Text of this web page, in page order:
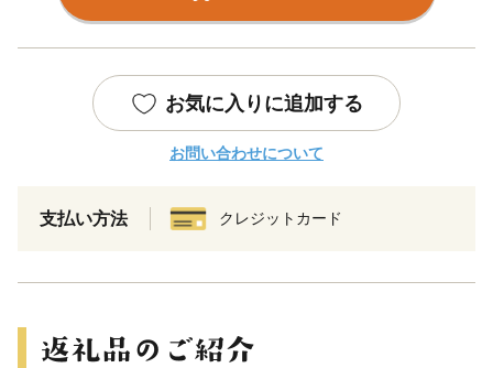
お気に入りに追加する
お問い合わせについて
支払い方法 クレジットカード